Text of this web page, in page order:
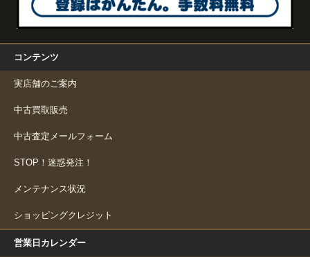
コンテンツ
実店舗のご案内
中古買取販売
中古査定メールフォーム
STOP！迷惑発注！
メンテナンス状況
ショッピングクレジット
営業日カレンダー